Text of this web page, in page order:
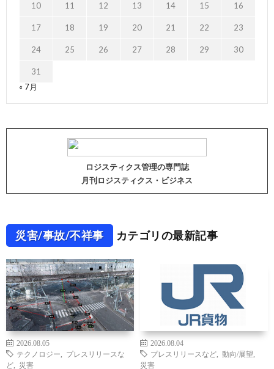
10 11 12 13 14 15 16
17 18 19 20 21 22 23
24 25 26 27 28 29 30
31
« 7月
ロジスティクス管理の専門誌
月刊ロジスティクス・ビジネス
災害/事故/不祥事 カテゴリの最新記事
2026.08.05
テクノロジー
プレスリリースな
ど
災害
2026.08.04
プレスリリースなど
動向/展望
災害